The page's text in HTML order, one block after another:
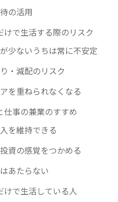
の活用
けで生活する際のリスク
少ないうちは常に不安定
・減配のリスク
を重ねられなくなる
仕事の兼業のすすめ
を維持できる
資の感覚をつかめる
あたらない
けで生活している人